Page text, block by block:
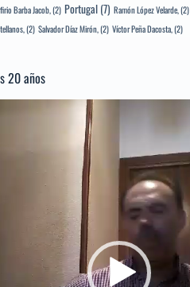
Barba Jacob,(2) Portugal (7) Ramón López Velarde,(2)
(2) Salvador Díaz Mirón,(2) Víctor Peña Dacosta,(2)
20 años